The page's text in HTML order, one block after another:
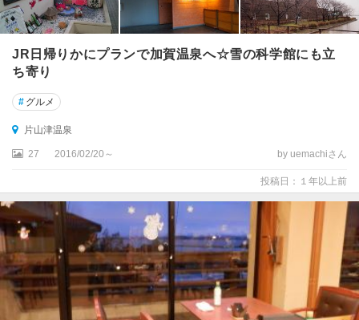
JR日帰りかにプランで加賀温泉へ☆雪の科学館にも立
ち寄り
# グルメ
片山津温泉
27 2016/02/20～ by uemachiさん
投稿日：１年以上前